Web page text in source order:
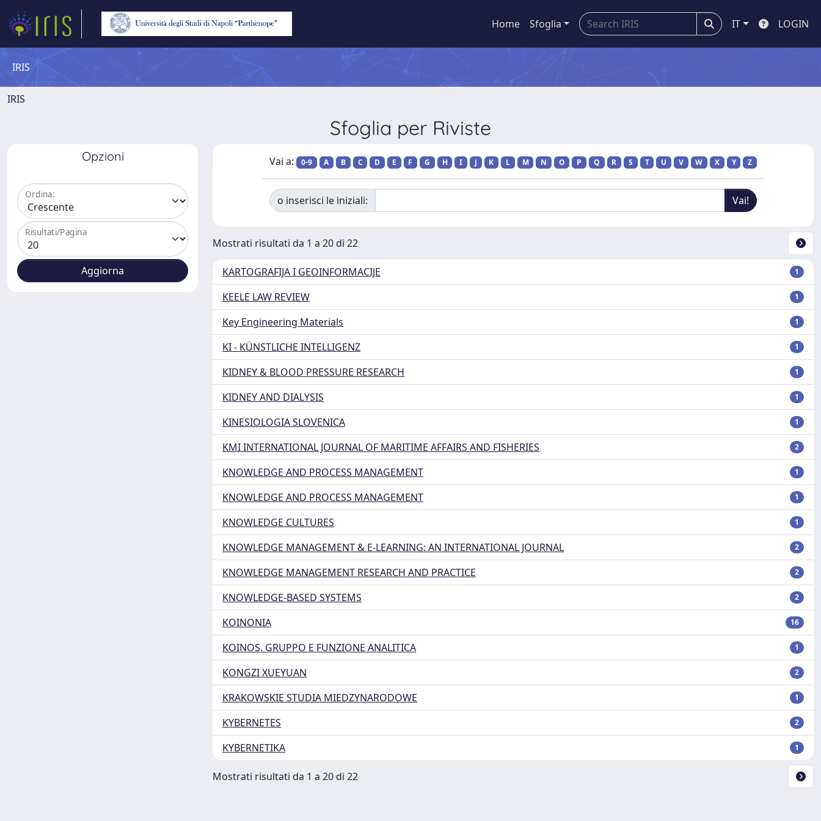
Home Sfoglia IT LOGIN
IRIS
IRIS
Sfoglia per Riviste
Opzioni
Ordina:
Risultati/Pagina
Vai a: 0-9 A B C D E F G H I J K L M N O P Q R S T U V W X Y Z
o inserisci le iniziali:
Mostrati risultati da 1 a 20 di 22
KARTOGRAFIJA I GEOINFORMACIJE 1
KEELE LAW REVIEW 1
Key Engineering Materials 1
KI - KÜNSTLICHE INTELLIGENZ 1
KIDNEY & BLOOD PRESSURE RESEARCH 1
KIDNEY AND DIALYSIS 1
KINESIOLOGIA SLOVENICA 1
KMI INTERNATIONAL JOURNAL OF MARITIME AFFAIRS AND FISHERIES 2
KNOWLEDGE AND PROCESS MANAGEMENT 1
KNOWLEDGE AND PROCESS MANAGEMENT 1
KNOWLEDGE CULTURES 1
KNOWLEDGE MANAGEMENT & E-LEARNING: AN INTERNATIONAL JOURNAL 2
KNOWLEDGE MANAGEMENT RESEARCH AND PRACTICE 2
KNOWLEDGE-BASED SYSTEMS 2
KOINONIA 16
KOINOS. GRUPPO E FUNZIONE ANALITICA 1
KONGZI XUEYUAN 2
KRAKOWSKIE STUDIA MIEDZYNARODOWE 1
KYBERNETES 2
KYBERNETIKA 1
Mostrati risultati da 1 a 20 di 22